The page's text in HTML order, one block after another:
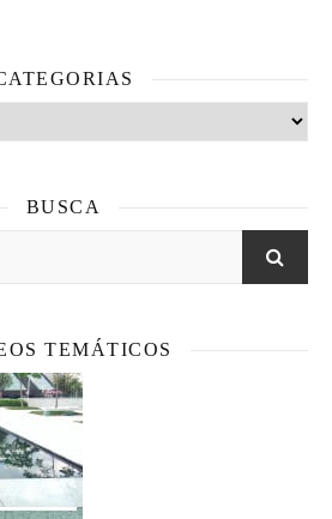
BUSCA
TEMÁTICOS